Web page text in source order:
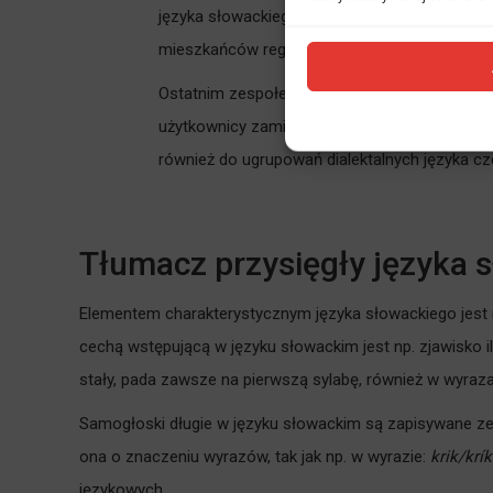
języka słowackiego zamieszkujących rejon
mieszkańców regionu zwoleńskiego. To
Ostatnim zespołem gwarowym języka
użytkownicy zamieszkujący wschodni oraz
również do ugrupowań dialektalnych języka
Tłumacz przysięgły języka
Elementem charakterystycznym języka słowackiego
cechą wstępującą w języku słowackim jest np.
stały, pada zawsze na pierwszą sylabę, również w
Samogłoski długie w języku słowackim są zapisywane
ona o znaczeniu wyrazów, tak jak np. w wyrazie: krik/krík